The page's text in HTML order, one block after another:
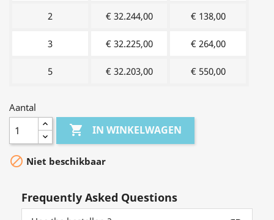
2 € 32.244,00 € 138,00
3 € 32.225,00 € 264,00
5 € 32.203,00 € 550,00
Aantal
 IN WINKELWAGEN
 Niet beschikbaar
Frequently Asked Questions